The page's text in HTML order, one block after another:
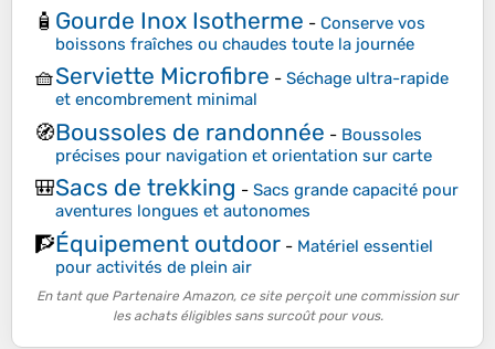
🧴 Gourde Inox Isotherme - Conserve vos
boissons fraîches ou chaudes toute la journée
🧺Serviette Microfibre - Séchage ultra-rapide
et encombrement minimal
🧭Boussoles de randonnée - Boussoles
précises pour navigation et orientation sur carte
🎒Sacs de trekking - Sacs grande capacité pour
aventures longues et autonomes
🧗Équipement outdoor - Matériel essentiel
pour activités de plein air
En tant que Partenaire Amazon, ce site perçoit une commission sur
les achats éligibles sans surcoût pour vous.